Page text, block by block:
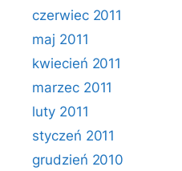
czerwiec 2011
maj 2011
kwiecień 2011
marzec 2011
luty 2011
styczeń 2011
grudzień 2010